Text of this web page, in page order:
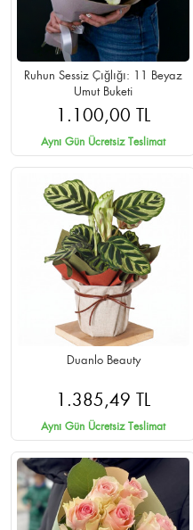
Ruhun Sessiz Çığlığı: 11 Beyaz
Umut Buketi
1.100,00 TL
Aynı Gün Ücretsiz Teslimat
Duanlo Beauty
1.385,49 TL
Aynı Gün Ücretsiz Teslimat